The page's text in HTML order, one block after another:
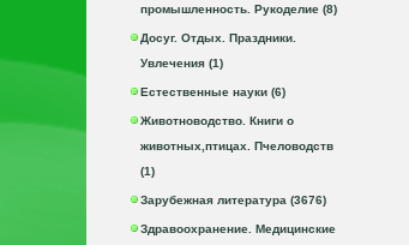
промышленность. Рукоделие (8)
Досуг. Отдых. Праздники.
Увлечения (1)
Естественные науки (6)
Животноводство. Книги о
животных,птицах. Пчеловодств
(1)
Зарубежная литература (3676)
Здравоохранение. Медицинские